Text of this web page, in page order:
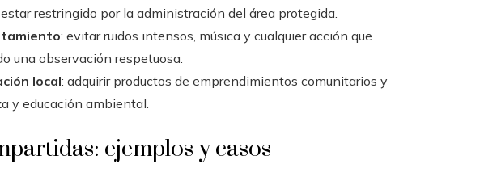
restringido por la administración del área protegida.
: evitar ruidos intensos, música y cualquier acción que
una observación respetuosa.
local: adquirir productos de emprendimientos comunitarios y
y educación ambiental.
ejemplos y casos